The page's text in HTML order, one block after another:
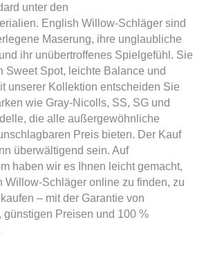
unter den
English Willow-Schläger sind
Maserung, ihre unglaubliche
ihr unübertroffenes Spielgefühl. Sie
Sweet Spot, leichte Balance und
unserer Kollektion entscheiden Sie
wie Gray-Nicolls, SS, SG und
die alle außergewöhnliche
Preis bieten. Der Kauf
überwältigend sein. Auf
haben wir es Ihnen leicht gemacht,
Willow-Schläger online zu finden, zu
– mit der Garantie von
günstigen Preisen und 100 %